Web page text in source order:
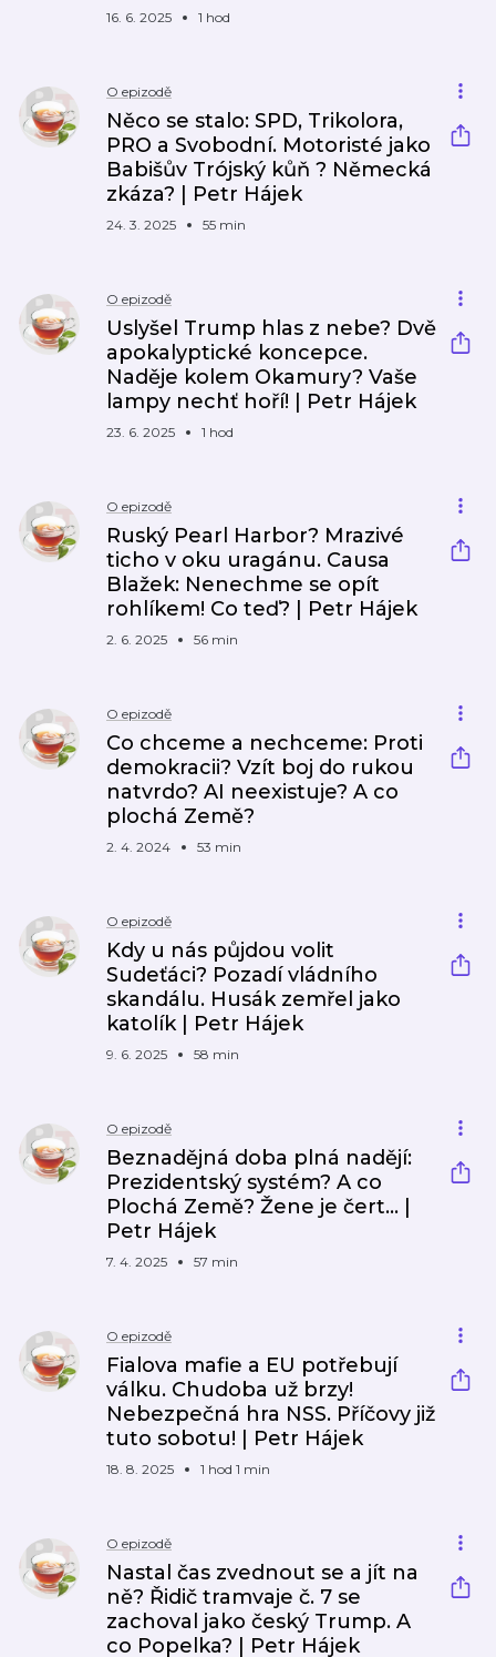
16. 6. 2025 1 hod
O epizodě
Něco se stalo: SPD, Trikolora,
PRO a Svobodní. Motoristé jako
Babišův Trójský kůň ? Německá
zkáza? | Petr Hájek
24. 3. 2025 55 min
O epizodě
Uslyšel Trump hlas z nebe? Dvě
apokalyptické koncepce.
Naděje kolem Okamury? Vaše
lampy nechť hoří! | Petr Hájek
23. 6. 2025 1 hod
O epizodě
Ruský Pearl Harbor? Mrazivé
ticho v oku uragánu. Causa
Blažek: Nenechme se opít
rohlíkem! Co teď? | Petr Hájek
2. 6. 2025 56 min
O epizodě
Co chceme a nechceme: Proti
demokracii? Vzít boj do rukou
natvrdo? AI neexistuje? A co
plochá Země?
2. 4. 2024 53 min
O epizodě
Kdy u nás půjdou volit
Sudeťáci? Pozadí vládního
skandálu. Husák zemřel jako
katolík | Petr Hájek
9. 6. 2025 58 min
O epizodě
Beznadějná doba plná nadějí:
Prezidentský systém? A co
Plochá Země? Žene je čert... |
Petr Hájek
7. 4. 2025 57 min
O epizodě
Fialova mafie a EU potřebují
válku. Chudoba už brzy!
Nebezpečná hra NSS. Příčovy již
tuto sobotu! | Petr Hájek
18. 8. 2025 1 hod 1 min
O epizodě
Nastal čas zvednout se a jít na
ně? Řidič tramvaje č. 7 se
zachoval jako český Trump. A
co Popelka? | Petr Hájek